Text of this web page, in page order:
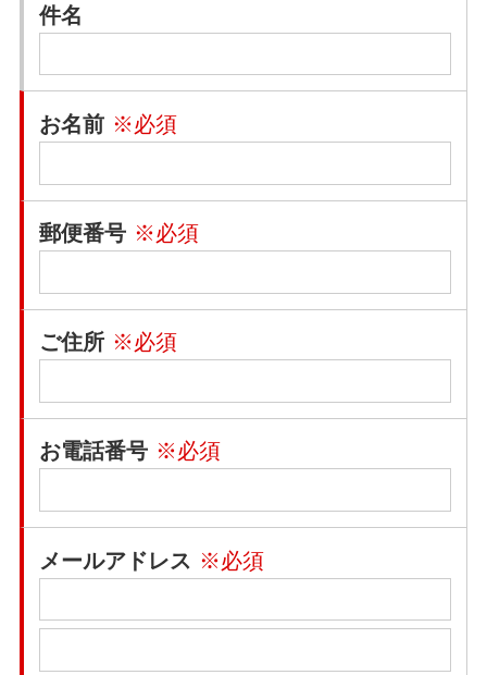
件名
お名前 ※必須
郵便番号 ※必須
ご住所 ※必須
お電話番号 ※必須
メールアドレス ※必須